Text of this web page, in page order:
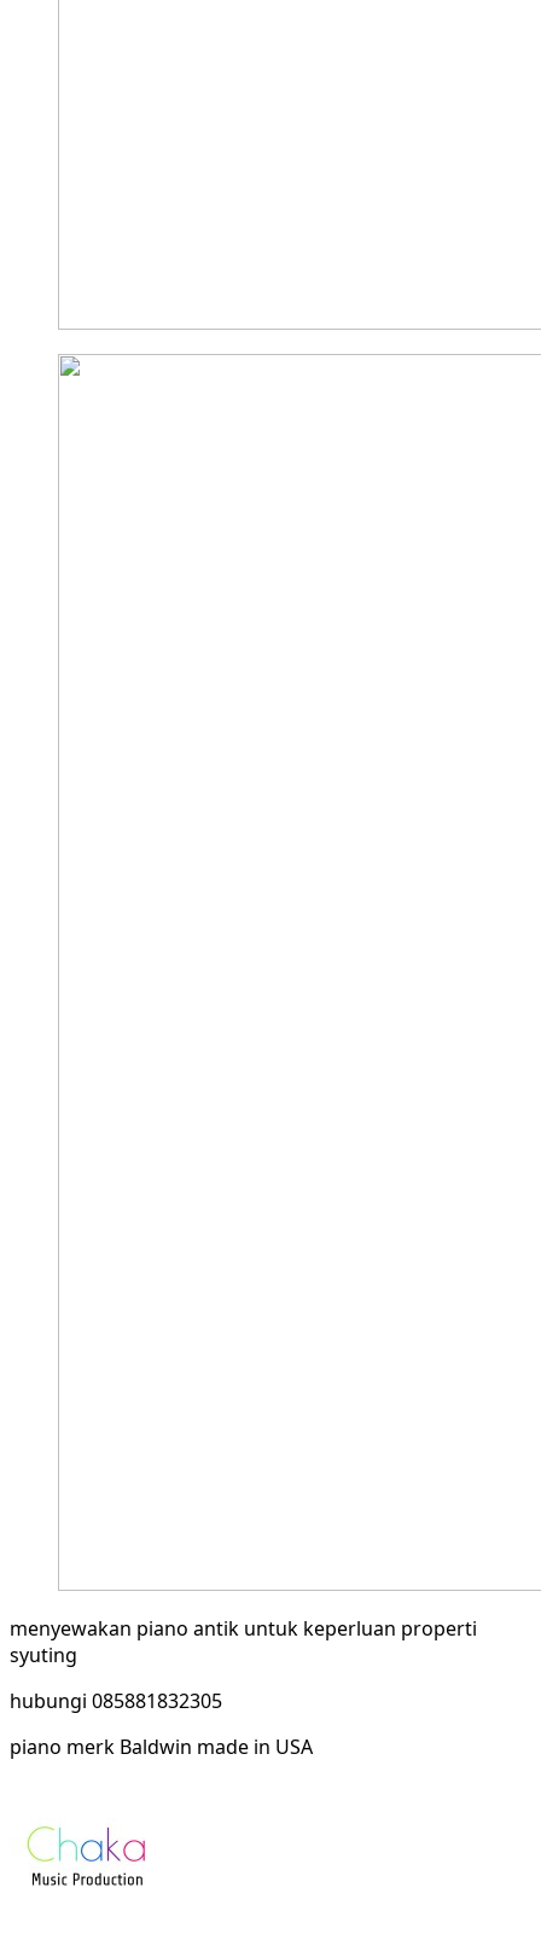
menyewakan piano antik untuk keperluan properti
syuting
hubungi 085881832305
piano merk Baldwin made in USA